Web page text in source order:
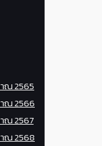
ณ 2565
ณ 2566
ณ 2567
ณ 2568